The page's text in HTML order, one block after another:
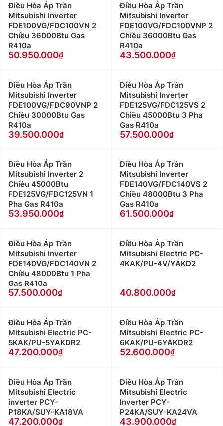
Điều Hòa Áp Trần
Mitsubishi Inverter
FDE100VG/FDC100VN 2
Chiều 36000Btu Gas
R410a
50.950.000
Điều Hòa Áp Trần
Mitsubishi Inverter
FDE100VG/FDC100VNP 2
Chiều 36000Btu Gas
R410a
43.500.000
Điều Hòa Áp Trần
Mitsubishi Inverter
FDE100VG/FDC90VNP 2
Chiều 30000Btu Gas
R410a
39.500.000
Điều Hòa Áp Trần
Mitsubishi Inverter
FDE125VG/FDC125VS 2
Chiều 45000Btu 3 Pha
Gas R410a
57.500.000
Điều Hòa Áp Trần
Mitsubishi Inverter 2
Chiều 45000Btu
FDE125VG/FDC125VN 1
Pha Gas R410a
53.950.000
Điều Hòa Áp Trần
Mitsubishi Inverter
FDE140VG/FDC140VS 2
Chiều 48000Btu 3 Pha
Gas R410a
61.500.000
Điều Hòa Áp Trần
Mitsubishi Inverter
FDE140VG/FDC140VN 2
Chiều 48000Btu 1 Pha
Gas R410a
57.500.000
Điều Hòa Áp Trần
Mitsubishi Electric PC-
4KAK/PU-4V/YAKD2
40.800.000
Điều Hòa Áp Trần
Mitsubishi Electric PC-
5KAK/PU-5YAKDR2
47.200.000
Điều Hòa Áp Trần
Mitsubishi Electric PC-
6KAK/PU-6YAKDR2
52.600.000
Điều Hòa Áp Trần
Mitsubishi Electric
inverter PCY-
P18KA/SUY-KA18VA
47.200.000
Điều Hòa Áp Trần
Mitsubishi Electric
Inverter PCY-
P24KA/SUY-KA24VA
43.900.000